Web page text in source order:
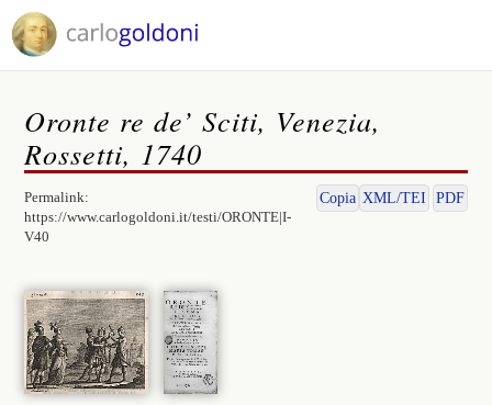
Oronte re de’ Sciti, Venezia,
Rossetti, 1740
Permalink:
https://www.carlogoldoni.it/testi/ORONTE|I-
V40
Copia XML/TEI PDF